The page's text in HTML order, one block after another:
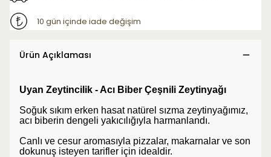
10 gün içinde iade değişim
Ürün Açıklaması
Uyan Zeytincilik - Acı Biber Çeşnili Zeytinyağı
Soğuk sıkım erken hasat natürel sızma zeytinyağımız,
acı biberin dengeli yakıcılığıyla harmanlandı.
Canlı ve cesur aromasıyla pizzalar, makarnalar ve son
dokunuş isteyen tarifler için idealdir.